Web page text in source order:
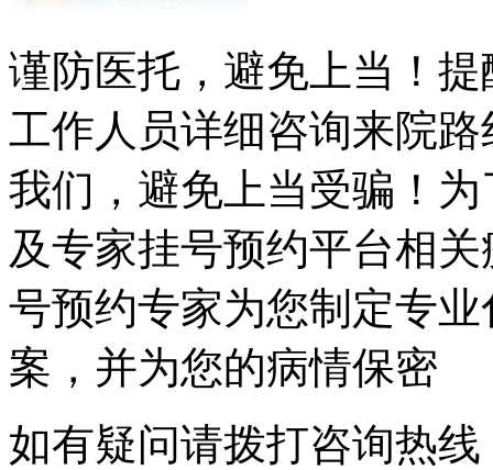
谨防医托，避免上当！
工作人员详细咨询来院
我们，避免上当受骗！
及专家挂号预约平台相
号预约专家为您制定专
案，并为您的病情保密
如有疑问请拨打咨询热线